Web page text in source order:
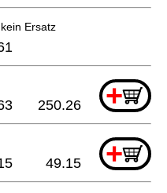
Ersatz
+
250.26
+
49.15